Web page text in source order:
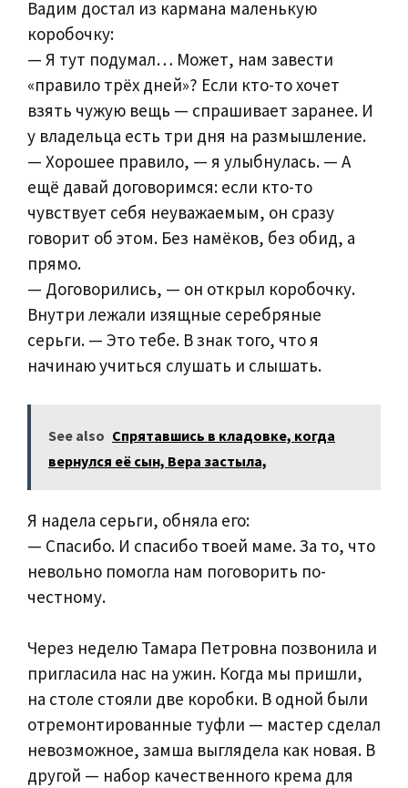
Вадим достал из кармана маленькую
коробочку:
— Я тут подумал… Может, нам завести
«правило трёх дней»? Если кто-то хочет
взять чужую вещь — спрашивает заранее. И
у владельца есть три дня на размышление.
— Хорошее правило, — я улыбнулась. — А
ещё давай договоримся: если кто-то
чувствует себя неуважаемым, он сразу
говорит об этом. Без намёков, без обид, а
прямо.
— Договорились, — он открыл коробочку.
Внутри лежали изящные серебряные
серьги. — Это тебе. В знак того, что я
начинаю учиться слушать и слышать.
See also Спрятавшись в кладовке, когда
вернулся её сын, Вера застыла,
Я надела серьги, обняла его:
— Спасибо. И спасибо твоей маме. За то, что
невольно помогла нам поговорить по-
честному.
Через неделю Тамара Петровна позвонила и
пригласила нас на ужин. Когда мы пришли,
на столе стояли две коробки. В одной были
отремонтированные туфли — мастер сделал
невозможное, замша выглядела как новая. В
другой — набор качественного крема для